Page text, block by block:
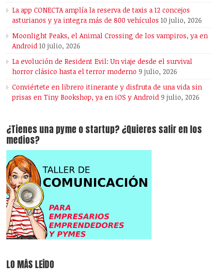
La app CONECTA amplía la reserva de taxis a 12 concejos
asturianos y ya integra más de 800 vehículos 10 julio, 2026
Moonlight Peaks, el Animal Crossing de los vampiros, ya en
Android 10 julio, 2026
La evolución de Resident Evil: Un viaje desde el survival
horror clásico hasta el terror moderno 9 julio, 2026
Conviértete en librero itinerante y disfruta de una vida sin
prisas en Tiny Bookshop, ya en iOS y Android 9 julio, 2026
¿Tienes una pyme o startup? ¿Quieres salir en los
medios?
LO MÁS LEÍDO